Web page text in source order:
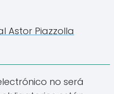
Astor Piazzolla
no será